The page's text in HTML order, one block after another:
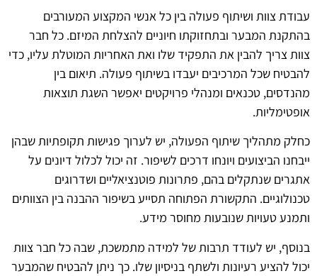
עבודת צוות ושיתוף פעולה בין כל אנשי המקצוע המעורבים
בהתקנת המבער ובתחזוקתו חיוניים להצלחת המיזם. כל חבר
צוות צריך להבין את התפקיד שלו ואת האחריות המוטלת עליו, כדי
להבטיח שכל המרכיבים יעבדו בשיתוף פעולה. תיאום בין
מהנדסים, טכנאים ומנהלי פרויקטים יאפשר השגת תוצאות
אופטימליות.
כחלק מתהליך שיתוף הפעולה, יש לערוך פגישות תקופתיות שבהן
ייבחנו הביצועים ויונחו דרכים לשיפור. זה יכול לכלול דיונים על
אתגרים שנתקלים בהם, פתרונות פוטנציאליים ושדרוגים
טכנולוגיים. התקשורת הפתוחה תסייע בשיפור ההבנה בין הצוותים
ותמנע טעויות שנובעות מחוסר מידע.
בנוסף, יש לעודד תרבות של למידה מתמשכת, שבה כל חבר צוות
יכול להציע רעיונות ולשתף בניסיון שלו. כך ניתן להבטיח שהמבער